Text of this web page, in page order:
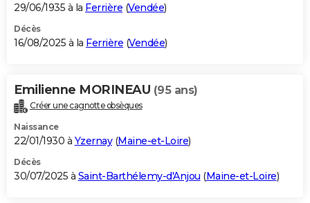
29/06/1935 à la Ferrière (Vendée)
Décès
16/08/2025 à la Ferrière (Vendée)
Emilienne MORINEAU (95 ans)
Créer une cagnotte obsèques
Naissance
22/01/1930 à Yzernay(Maine-et-Loire)
Décès
30/07/2025 à Saint-Barthélemy-d'Anjou (Maine-et-Loire)